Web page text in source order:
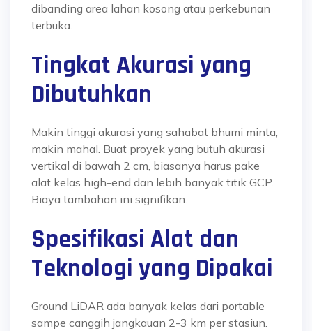
dibanding area lahan kosong atau perkebunan
terbuka.
Tingkat Akurasi yang
Dibutuhkan
Makin tinggi akurasi yang sahabat bhumi minta,
makin mahal. Buat proyek yang butuh akurasi
vertikal di bawah 2 cm, biasanya harus pake
alat kelas high-end dan lebih banyak titik GCP.
Biaya tambahan ini signifikan.
Spesifikasi Alat dan
Teknologi yang Dipakai
Ground LiDAR ada banyak kelas dari portable
sampe canggih jangkauan 2-3 km per stasiun.